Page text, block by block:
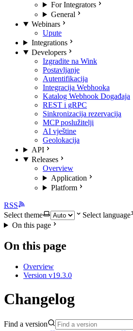
For Integrators
General
Webinars
Upute
Integrations
Developers
Izgradite na Wink
Postavljanje
Autentifikacija
Integracija Webhooka
Katalog Webhook Događaja
REST i gRPC
Sinkronizacija rezervacija
MCP poslužitelji
AI vještine
Geolokacija
API
Releases
Overview
Application
Platform
RSS
Select theme
Select language
On this page
On this page
Overview
Version v19.3.0
Changelog
Find a version